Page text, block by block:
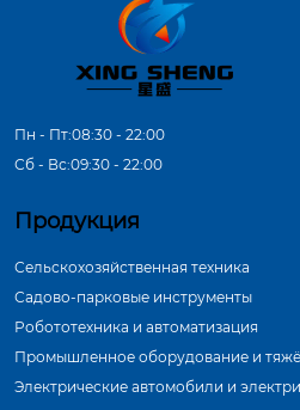
Пн - Пт:08:30 - 22:00
Сб - Вс:09:30 - 22:00
Продукция
Сельскохозяйственная техника
Садово-парковые инструменты
Робототехника и автоматизация
Промышленное оборудование и
Электрические автомобили и